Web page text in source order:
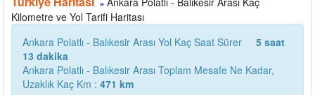
»
Kilometre ve Yol Tarifi Haritası
Ankara Polatlı - Balıkesir Arası Yol Kaç Saat Sürer
5 saat
13 dakika
Ankara Polatlı - Balıkesir Arası Toplam Mesafe Ne Kadar,
Uzaklık Kaç Km : 471 km